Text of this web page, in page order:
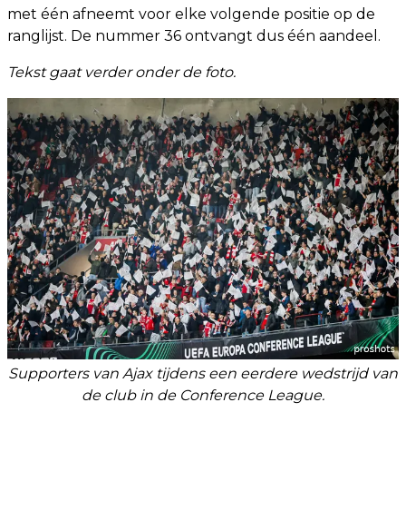
met één afneemt voor elke volgende positie op de
ranglijst. De nummer 36 ontvangt dus één aandeel.
Tekst gaat verder onder de foto.
Supporters van Ajax tijdens een eerdere wedstrijd van
de club in de Conference League.